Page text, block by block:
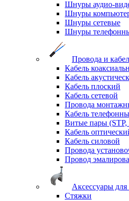
Шнуры аудио-
Шнуры
Шнуры сетевые
Шнуры
Провода и
Кабель
Кабель
Кабель плоский
Кабель сетевой
Провода
Кабель
Витые пары (STP,
Кабель
Кабель силовой
Провода
Провод
Аксессуары для
Стяжки